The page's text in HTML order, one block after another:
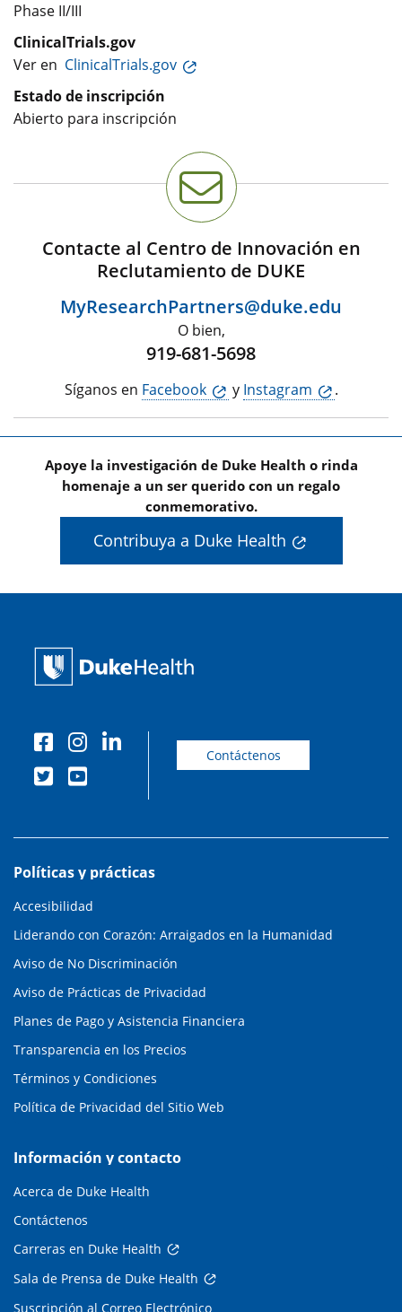
Phase II/III
ClinicalTrials.gov
Ver en ClinicalTrials.gov
Estado de inscripción
Abierto para inscripción
Contacte al Centro de Innovación en
Reclutamiento de DUKE
MyResearchPartners@duke.edu
O bien,
919-681-5698
Síganos en Facebook y Instagram .
Apoye la investigación de Duke Health o rinda
homenaje a un ser querido con un regalo
conmemorativo.
Contribuya a Duke Health
Contáctenos
Políticas y prácticas
Accesibilidad
Liderando con Corazón: Arraigados en la Humanidad
Aviso de No Discriminación
Aviso de Prácticas de Privacidad
Planes de Pago y Asistencia Financiera
Transparencia en los Precios
Términos y Condiciones
Política de Privacidad del Sitio Web
Información y contacto
Acerca de Duke Health
Contáctenos
Carreras en Duke Health
Sala de Prensa de Duke Health
Suscripción al Correo Electrónico